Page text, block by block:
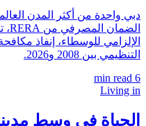
دبي واحدة من أكثر المدن
الإلزامي للوسطاء، إنفاذ
التنظيمي بين 2008 و2026.
6
Living in
الحياة في وسط